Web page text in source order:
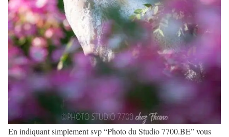
En indiquant simplement svp “Photo du Studio 7700.BE” vous